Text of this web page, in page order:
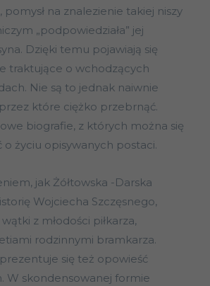
pomysł na znalezienie takiej niszy
„podpowiedziała” jej
Dzięki temu pojawiają się
traktujące o wchodzących
Nie są to jednak naiwnie
które ciężko przebrnąć.
biografie, z których można się
życiu opisywanych postaci.
jak Żółtowska -Darska
Wojciecha Szczęsnego,
z młodości piłkarza,
rodzinnymi bramkarza.
się też opowieść
W skondensowanej formie